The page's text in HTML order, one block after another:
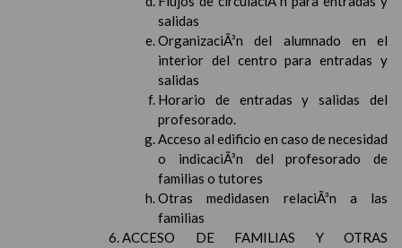
salidas
OrganizaciÃ³n del alumnado en el
interior del centro para entradas y
salidas
Horario de entradas y salidas del
profesorado.
Acceso al edificio en caso de necesidad
o indicaciÃ³n del profesorado de
familias o tutores
Otras medidasen relaciÃ³n a las
familias
ACCESO DE FAMILIAS Y OTRAS